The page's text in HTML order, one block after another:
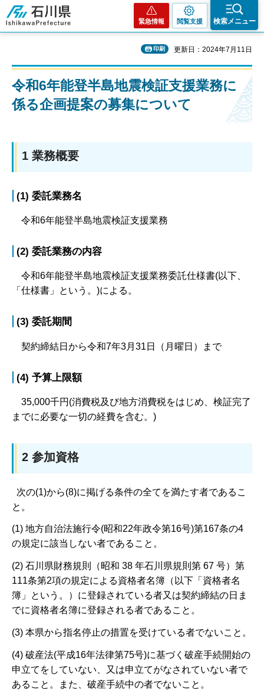
石川県
緊急情報 閲覧支援 検索メニュー
印刷 更新日：2024年7月11日
令和6年能登半島地震検証支援業務に
係る企画提案の募集について
1 業務概要
(1) 委託業務名
令和6年能登半島地震検証支援業務
(2) 委託業務の内容
令和6年能登半島地震検証支援業務委託仕様書(以下、
「仕様書」という。)による。
(3) 委託期間
契約締結日から令和7年3月31日（月曜日）まで
(4) 予算上限額
35,000千円(消費税及び地方消費税をはじめ、検証完了
までに必要な一切の経費を含む。)
2 参加資格
次の(1)から(8)に掲げる条件の全てを満たす者であるこ
と。
(1) 地方自治法施行令(昭和22年政令第16号)第167条の4
の規定に該当しない者であること。
(2) 石川県財務規則（昭和 38 年石川県規則第 67 号）第
111条第2項の規定による資格者名簿（以下「資格者名
簿」という。）に登録されている者又は契約締結の日ま
でに資格者名簿に登録される者であること。
(3) 本県から指名停止の措置を受けている者でないこと。
(4) 破産法(平成16年法律第75号)に基づく破産手続開始の
申立てをしていない、又は申立てがなされていない者で
あること。また、破産手続中の者でないこと。